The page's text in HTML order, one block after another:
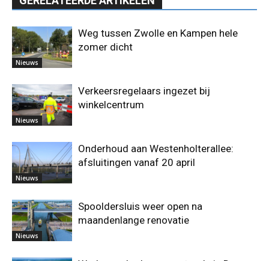
Nieuws
Weg tussen Zwolle en Kampen hele
zomer dicht
Nieuws
Verkeersregelaars ingezet bij
winkelcentrum
Nieuws
Onderhoud aan Westenholterallee:
afsluitingen vanaf 20 april
Nieuws
Spooldersluis weer open na
maandenlange renovatie